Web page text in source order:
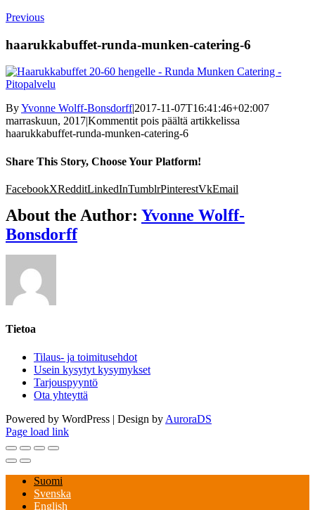
Previous
haarukkabuffet-runda-munken-catering-6
ByYvonne Wolff-Bonsdorff|2017-11-07T16:41:46+02:007
marraskuun, 2017|Kommentit pois päältä artikkelissa
haarukkabuffet-runda-munken-catering-6
Share This Story, Choose Your Platform!
FacebookXRedditLinkedInTumblrPinterestVkEmail
About the Author: Yvonne Wolff-
Bonsdorff
Tietoa
Tilaus- ja toimitusehdot
Usein kysytyt kysymykset
Tarjouspyyntö
Ota yhteyttä
Powered by WordPress | Design by AuroraDS
Page load link
Suomi
Svenska
English